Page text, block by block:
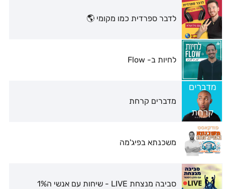
לדבר ספרדית כמו מקומי 🌎
לחיות ב- Flow
מדברים קרחת
משכנתא בפיג'מה
סביבה מנצחת LIVE - שיחות עם אנשי ה1%